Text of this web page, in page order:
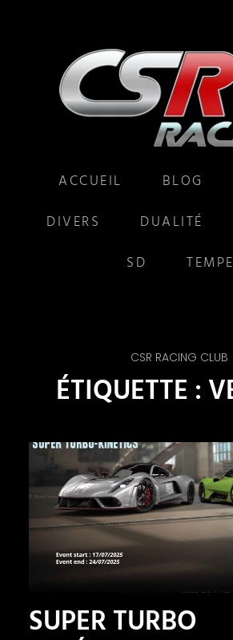
ACCUEIL BLOG
DIVERS
DUALITÉ
SD
CSR RACING CLUB
ÉTIQUETTE :
SUPER TURBO